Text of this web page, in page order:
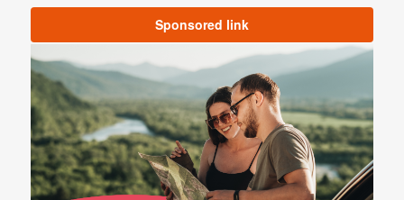
Sponsored link